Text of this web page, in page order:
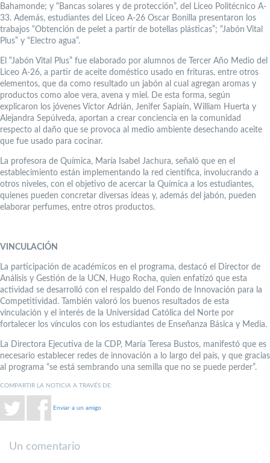
Bahamonde; y “Bancas solares y de protección”, del Liceo Politécnico A-
33. Además, estudiantes del Liceo A-26 Oscar Bonilla presentaron los
trabajos “Obtención de pelet a partir de botellas plásticas”; “Jabón Vital
Plus” y “Electro agua”.
El “Jabón Vital Plus” fue elaborado por alumnos de Tercer Año Medio del
Liceo A-26, a partir de aceite doméstico usado en frituras, entre otros
elementos, que da como resultado un jabón al cual agregan aromas y
productos como aloe vera, avena y miel. De esta forma, según
explicaron los jóvenes Víctor Adrián, Jenifer Sapiaín, William Huerta y
Alejandra Sepúlveda, aportan a crear conciencia en la comunidad
respecto al daño que se provoca al medio ambiente desechando aceite
que fue usado para cocinar.
La profesora de Química, María Isabel Jachura, señaló que en el
establecimiento están implementando la red científica, involucrando a
otros niveles, con el objetivo de acercar la Química a los estudiantes,
quienes pueden concretar diversas ideas y, además del jabón, pueden
elaborar perfumes, entre otros productos.
VINCULACIÓN
La participación de académicos en el programa, destacó el Director de
Análisis y Gestión de la UCN, Hugo Rocha, quien enfatizó que esta
actividad se desarrolló con el respaldo del Fondo de Innovación para la
Competitividad. También valoró los buenos resultados de esta
vinculación y el interés de la Universidad Católica del Norte por
fortalecer los vínculos con los estudiantes de Enseñanza Básica y Media.
La Directora Ejecutiva de la CDP, María Teresa Bustos, manifestó que es
necesario establecer redes de innovación a lo largo del país, y que gracias
al programa “se está sembrando una semilla que no se puede perder”.
COMPARTIR LA NOTICIA A TRAVÉS DE:
Enviar a un amigo
Un comentario